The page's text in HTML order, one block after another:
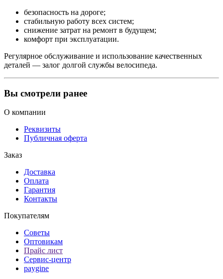
безопасность на дороге;
стабильную работу всех систем;
снижение затрат на ремонт в будущем;
комфорт при эксплуатации.
Регулярное обслуживание и использование качественных
деталей — залог долгой службы велосипеда.
Вы смотрели ранее
О компании
Реквизиты
Публичная оферта
Заказ
Доставка
Оплата
Гарантия
Контакты
Покупателям
Советы
Оптовикам
Прайс лист
Сервис-центр
paygine